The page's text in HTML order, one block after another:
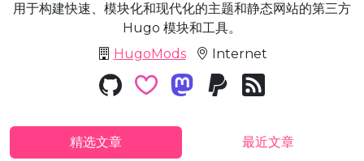
用于构建快速、模块化和现代化的主题和静态网站的第三方
Hugo 模块和工具。
HugoMods
Internet
精选文章 最近文章